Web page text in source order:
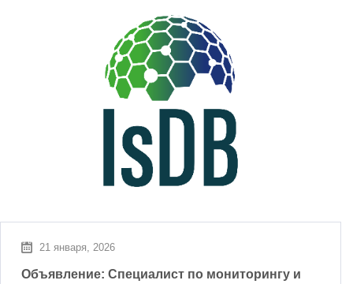
21 января, 2026
Объявление: Специалист по мониторингу и